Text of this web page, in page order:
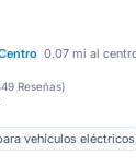
0.07 mi al
Reseñas)
vehículos eléctricos
de carga para
Aire